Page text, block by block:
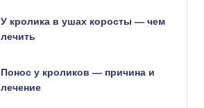
У кролика в ушах коросты — чем
лечить
Понос у кроликов — причина и
лечение